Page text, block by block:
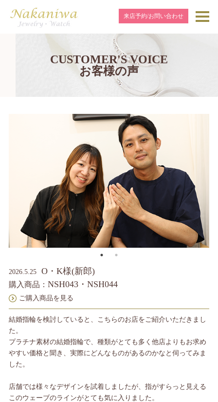
来店予約/お問い合わせ
CUSTOMER'S VOICE
お客様の声
2026.5.25 O・K様(新郎)
購入商品： NSH043・NSH044
ご購入商品を見る
結婚指輪を検討していると、こちらのお店をご紹介いただきまし
た。
プラチナ素材の結婚指輪で、種類がとても多く他店よりもお求め
やすい価格と聞き、実際にどんなものがあるのかなと伺ってみま
した。
店舗では様々なデザインを試着しましたが、指がすらっと見える
このウェーブのラインがとても気に入りました。